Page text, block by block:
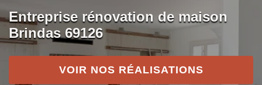
Entreprise rénovation de maison
Brindas 69126
VOIR NOS RÉALISATIONS